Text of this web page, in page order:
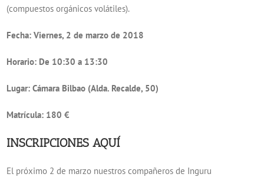
(compuestos orgánicos volátiles).
Fecha:Viernes, 2 de marzo de 2018
Horario: De 10:30 a 13:30
Lugar:Cámara Bilbao (Alda. Recalde, 50)
Matrícula: 180 €
INSCRIPCIONESAQUÍ
El próximo 2 de marzo nuestros compañeros de Inguru